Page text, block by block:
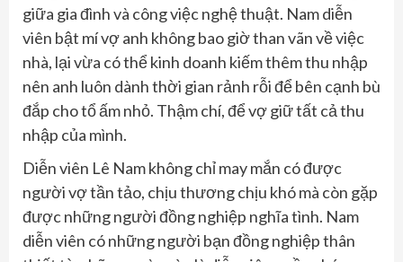
giữa gia đình và công việc nghệ thuật. Nam diễn
viên bật mí vợ anh không bao giờ than vãn về việc
nhà, lại vừa có thể kinh doanh kiếm thêm thu nhập
nên anh luôn dành thời gian rảnh rỗi để bên cạnh bù
đắp cho tổ ấm nhỏ. Thậm chí, để vợ giữ tất cả thu
nhập của mình.
Diễn viên Lê Nam không chỉ may mắn có được
người vợ tần tảo, chịu thương chịu khó mà còn gặp
được những người đồng nghiệp nghĩa tình. Nam
diễn viên có những người bạn đồng nghiệp thân